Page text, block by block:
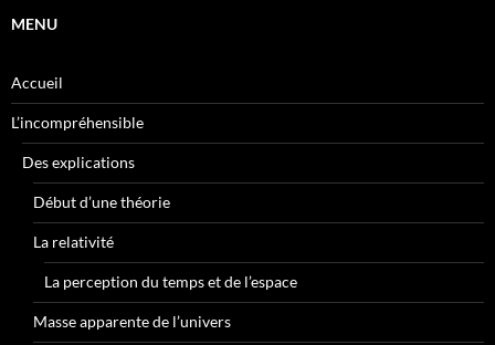
MENU
Accueil
L’incompréhensible
Des explications
Début d’une théorie
La relativité
La perception du temps et de l’espace
Masse apparente de l’univers